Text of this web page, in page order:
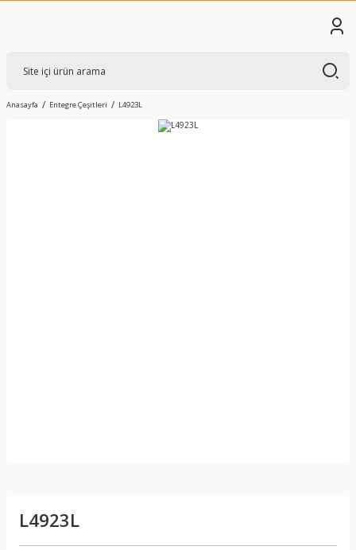
Anasayfa Entegre Çeşitleri L4923L
L4923L